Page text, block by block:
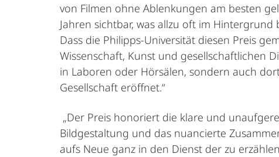
von Filmen ohne Ablenkungen am besten
Jahren sichtbar, was allzu oft im
Dass die Philipps-Universität diesen Preis
Wissenschaft, Kunst und gesellschaftlichen
in Laboren oder Hörsälen, sondern auch
Gesellschaft eröffnet.“
„Der Preis honoriert die klare und
Bildgestaltung und das nuancierte
aufs Neue ganz in den Dienst der zu